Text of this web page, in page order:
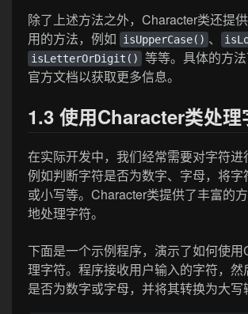
除了上述方法之外，Character类还提
用的方法，例如
isUpperCase() 、
isLetterOrDigit()
等等。具体的方
官方文档以获取更多信息。
1.3 使用Character类处理
在实际开发中，我们经常需要对字符进
例如判断字符是否为数字、字母，将字
或小写等。Character类提供了丰富的
地处理字符。
下面是一个示例程序，演示了如何使用
理字符。程序接收用户输入的字符，然
是否为数字或字母，并将其转换为大写